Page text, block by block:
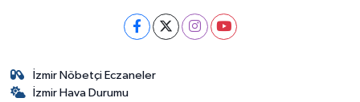
İzmir Nöbetçi Eczaneler
İzmir Hava Durumu